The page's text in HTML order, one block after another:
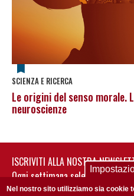
SCIENZA E RICERCA
Le origini del senso morale.
neuroscienze
ISCRIVITI ALLA NOSTRA
Ogni settimana selezioniamo
non perderti gli aggiornamenti
Nel nostro sito utilizziamo sia cookie